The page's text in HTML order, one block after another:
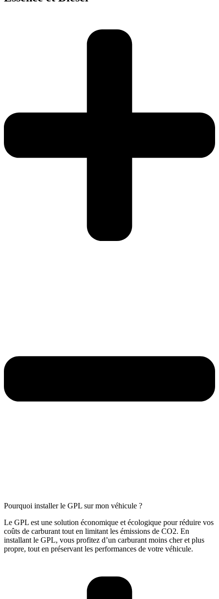
Pourquoi installer le GPL sur mon véhicule ?
Le GPL est une solution économique et écologique pour réduire vos
coûts de carburant tout en limitant les émissions de CO2. En
installant le GPL, vous profitez d’un carburant moins cher et plus
propre, tout en préservant les performances de votre véhicule.